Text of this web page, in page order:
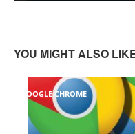
YOU MIGHT ALSO
GOOGLE CHROME